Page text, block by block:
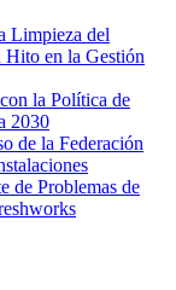
Limpieza del
en la Gestión
la Política de
2030
de la Federación
de Problemas de